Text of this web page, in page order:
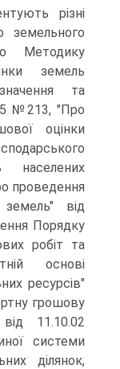
різні
земельного
Методику
земель
та
№213, "Про
оцінки
населених
проведення
земель" від
Порядку
робіт та
основі
ресурсів"
грошову
11.10.02
системи
ділянок,